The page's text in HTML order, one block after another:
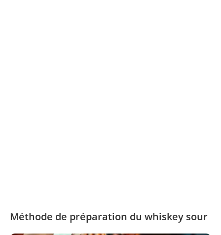
Méthode de préparation du whiskey sour